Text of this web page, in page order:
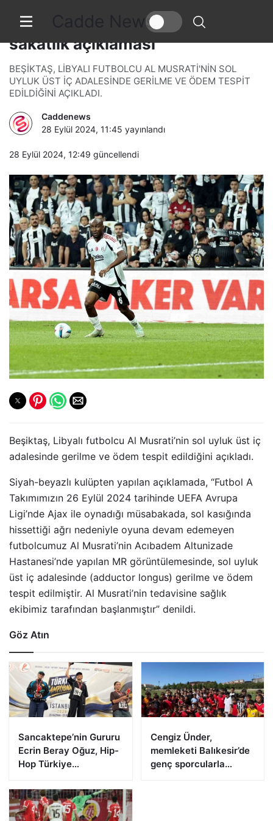
Cadde News
Beşiktaş’tan Al Musrati için
sakatlık açıklaması
BEŞİKTAŞ, LİBYALI FUTBOLCU AL MUSRATİ'NİN SOL
UYLUK ÜST İÇ ADALESİNDE GERİLME VE ÖDEM TESPİT
EDİLDİĞİNİ AÇIKLADI.
Caddenews
28 Eylül 2024, 11:45 yayınlandı
28 Eylül 2024, 12:49 güncellendi
Beşiktaş, Libyalı futbolcu Al Musrati’nin sol uyluk üst iç
adalesinde gerilme ve ödem tespit edildiğini açıkladı.
Siyah-beyazlı kulüpten yapılan açıklamada, “Futbol A
Takımımızın 26 Eylül 2024 tarihinde UEFA Avrupa
Ligi’nde Ajax ile oynadığı müsabakada, sol kasığında
hissettiği ağrı nedeniyle oyuna devam edemeyen
futbolcumuz Al Musrati’nin Acıbadem Altunizade
Hastanesi’nde yapılan MR görüntülemesinde, sol uyluk
üst iç adalesinde (adductor longus) gerilme ve ödem
tespit edilmiştir. Al Musrati’nin tedavisine sağlık
ekibimiz tarafından başlanmıştır” denildi.
Göz Atın
Sancaktepe’nin Gururu
Ecrin Beray Oğuz, Hip-
Hop Türkiye
Zirveye Çıktı
Cengiz Ünder,
memleketi Balıkesir’de
genç sporcularla